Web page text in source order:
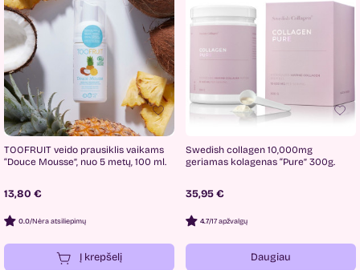
TOOFRUIT veido prausiklis vaikams
“Douce Mousse”, nuo 5 metų, 100 ml.
13,80 €
0.0/Nėra atsiliepimų
Į krepšelį
Swedish collagen 10,000mg
geriamas kolagenas “Pure” 300g.
35,95 €
4.7/17 apžvalgų
Daugiau